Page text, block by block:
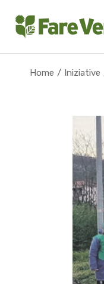
the
content
Home Iniziative